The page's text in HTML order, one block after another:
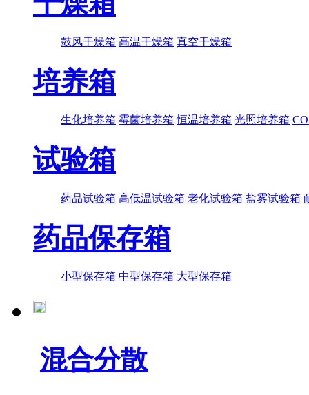
鼓风干燥箱 高温干燥箱 真空干燥箱
培养箱
生化培养箱 霉菌培养箱 恒温培养箱 光照培养箱
试验箱
药品试验箱 高低温试验箱 老化试验箱 盐雾试验箱
药品保存箱
小型保存箱 中型保存箱 大型保存箱
混合分散